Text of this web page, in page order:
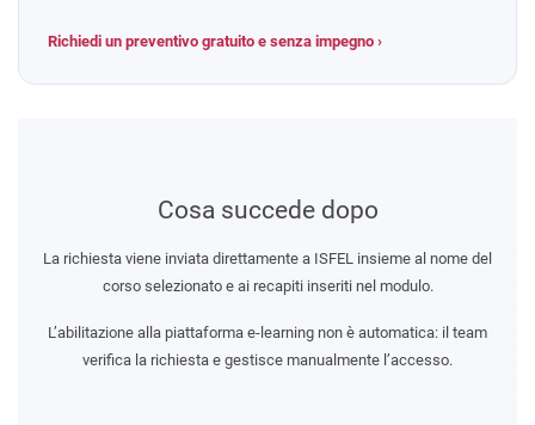
Richiedi un preventivo gratuito e senza impegno ›
Cosa succede dopo
La richiesta viene inviata direttamente a ISFEL insieme al nome del
corso selezionato e ai recapiti inseriti nel modulo.
L’abilitazione alla piattaforma e-learning non è automatica: il team
verifica la richiesta e gestisce manualmente l’accesso.